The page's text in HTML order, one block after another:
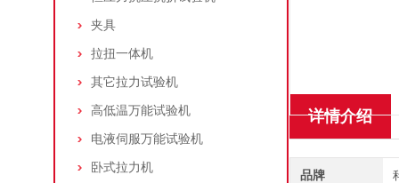
夹具
拉扭一体机
其它拉力试验机
高低温万能试验机
电液伺服万能试验机
卧式拉力机
详情介绍
品牌